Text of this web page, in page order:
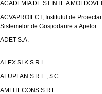
ACADEMIA DE STIINTE A MOLDOVEI
ACVAPROIECT, Institutul de
Sistemelor de Gospodarire a Apelor
ADET S.A.
ALEX SI K S.R.L.
ALUPLAN S.R.L., S.C.
AMFITECONS S.R.L.